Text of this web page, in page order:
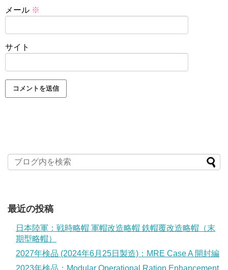
メール ※
サイト
最近の投稿
日本陸軍：戦時略帽 軍帽改造略帽 鉄帽覆改造略帽（末
期型略帽）
2027年検品 (2024年6月25日製造)：MRE Case A 開封編
2023年検品：Modular Operational Ration Enhancement